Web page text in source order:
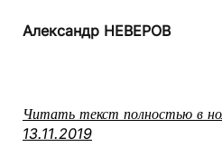
Александр НЕВЕРОВ
Читать текст полностью в
13.11.2019